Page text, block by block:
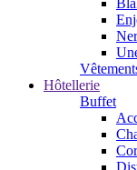
Hôtellerie
Buffet